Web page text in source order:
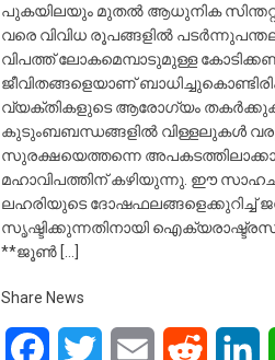
പുകയിലയും മുതൽ ആധുനിക
വരെ വിവിധ രൂപങ്ങളിൽ
വിപത്ത് ലോകമെമ്പാടുമുള്ള
ജീവിതങ്ങളെയാണ്
വ്യക്തികളുടെ ആരോഗ്യം തകർക്കുക
കുടുംബബന്ധങ്ങളിൽ വിള്ളലുകൾ
സുരക്ഷയെത്തന്നെ
മഹാവിപത്തിന് കഴിയുന്നു. ഈ
ലഹരിയുടെ ദോഷഫലങ്ങളെക്കുറിച്ച്
സൃഷ്ടിക്കുന്നതിനായി
**ജൂൺ […]
Share News
FacebookTwitter Email Reddit